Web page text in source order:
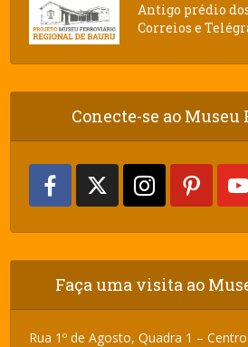
Antigo prédio
Correios e
Conecte-se ao
Faça uma visita ao
Rua 1º de Agosto, Quadra 1 –